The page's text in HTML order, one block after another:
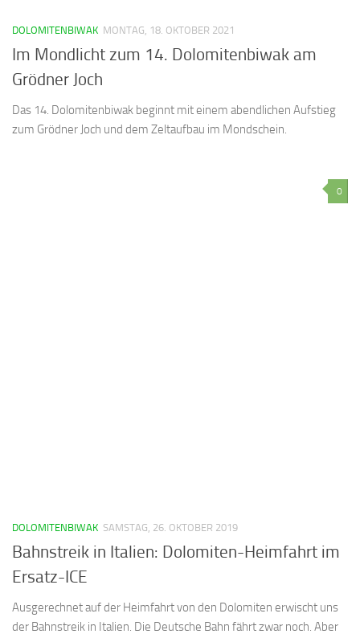
DOLOMITENBIWAK MONTAG, 18. OKTOBER 2021
Im Mondlicht zum 14. Dolomitenbiwak am
Grödner Joch
Das 14. Dolomitenbiwak beginnt mit einem abendlichen Aufstieg
zum Grödner Joch und dem Zeltaufbau im Mondschein.
0
DOLOMITENBIWAK SAMSTAG, 26. OKTOBER 2019
Bahnstreik in Italien: Dolomiten-Heimfahrt im
Ersatz-ICE
Ausgerechnet auf der Heimfahrt von den Dolomiten erwischt uns
der Bahnstreik in Italien. Die Deutsche Bahn fährt zwar noch. Aber